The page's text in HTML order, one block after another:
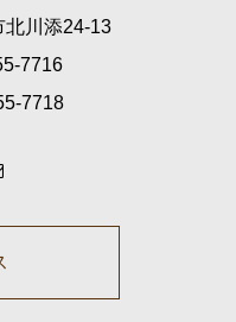
川添24-13
7716
7718